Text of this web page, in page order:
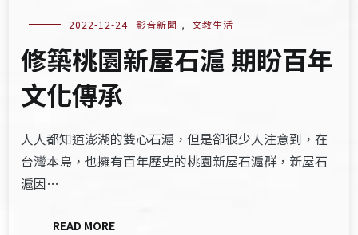
2022-12-24 影音新聞 , 文教生活
修築桃園新屋石滬 期盼百年
文化傳承
人人都知道澎湖的雙心石滬，但是卻很少人注意到，在
台灣本島，也擁有百年歷史的桃園新屋石滬群，新屋石
滬因…
READ MORE